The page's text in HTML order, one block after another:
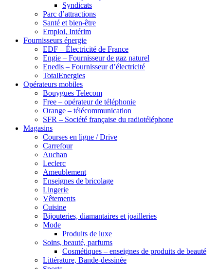
Syndicats
Parc d’attractions
Santé et bien-être
Emploi, Intérim
Fournisseurs énergie
EDF – Électricité de France
Engie – Fournisseur de gaz naturel
Enedis – Fournisseur d’électricité
TotalEnergies
Opérateurs mobiles
Bouygues Telecom
Free – opérateur de téléphonie
Orange – télécommunication
SFR – Société française du radiotéléphone
Magasins
Courses en ligne / Drive
Carrefour
Auchan
Leclerc
Ameublement
Enseignes de bricolage
Lingerie
Vêtements
Cuisine
Bijouteries, diamantaires et joailleries
Mode
Produits de luxe
Soins, beauté, parfums
Cosmétiques – enseignes de produits de beauté
Littérature, Bande-dessinée